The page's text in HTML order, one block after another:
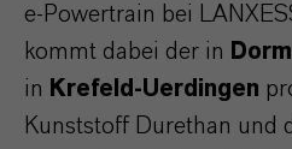
e-Powertrain bei
kommt dabei der in
in Krefeld-Uerdingen
Kunststoff Durethan und